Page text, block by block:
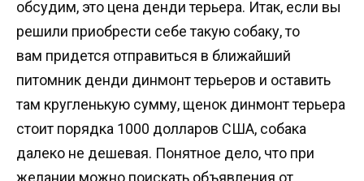
обсудим, это цена денди терьера. Итак, если вы
решили приобрести себе такую собаку, то
вам придется отправиться в ближайший
питомник денди динмонт терьеров и оставить
там кругленькую сумму, щенок динмонт терьера
стоит порядка 1000 долларов США, собака
далеко не дешевая. Понятное дело, что при
желании можно поискать объявления от